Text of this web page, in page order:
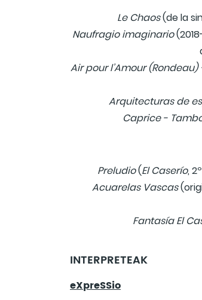
Le Chaos(de la
Naufragio imaginario
Air pour l’Amour
Arquitecturas de
Caprice -
Preludio(El Caserío,
Acuarelas Vascas
Fantasía El
INTERPRETEAK
eXpreSSio